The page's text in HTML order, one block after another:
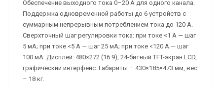
Обеспечение выходного тока 0–20 А для одного канала.
Поддержка одновременной работы до 6 устройств с
суммарным непрерывным потреблением тока до 120 А.
Сверхточный шаг регулировки тока: при токе <1 А — шаг
5 мА; при токе <5 А — шаг 25 мА; при токе <120 А — шаг
100 мА. Дисплей: 480×272 (16:9), 24-битный TFT-экран LCD,
графический интерфейс. Габариты – 430×185×473 мм, вес
– 18 кг.